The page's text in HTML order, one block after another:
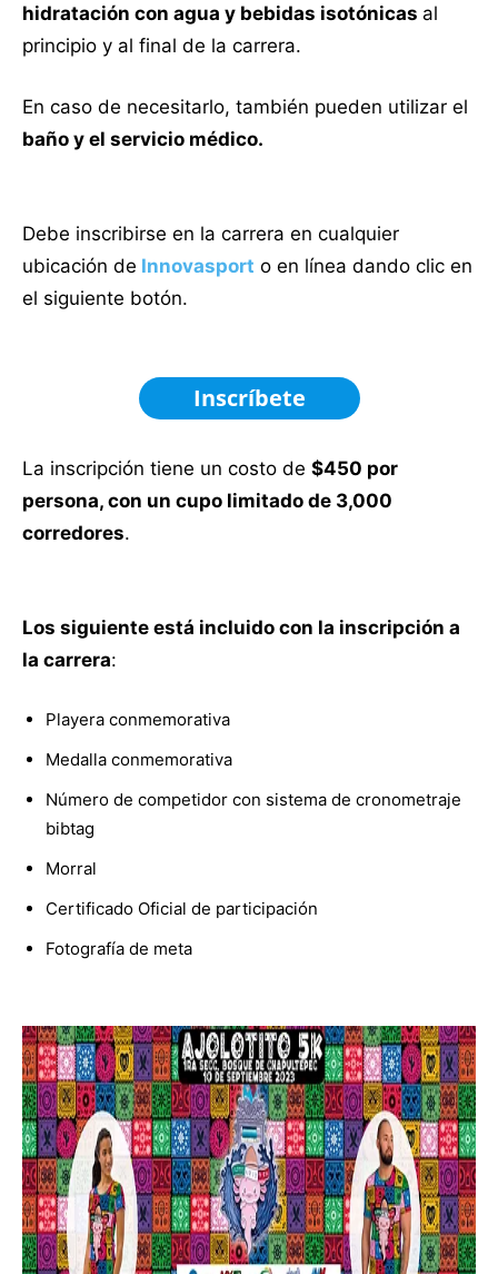
hidratación con agua y bebidas isotónicas al
principio y al final de la carrera.
En caso de necesitarlo, también pueden utilizar el
baño y el servicio médico.
Debe inscribirse en la carrera en cualquier
ubicación de Innovasport o en línea dando clic en
el siguiente botón.
Inscríbete
La inscripción tiene un costo de $450 por
persona, con un cupo limitado de 3,000
corredores.
Los siguiente está incluido con la inscripción a
la carrera:
Playera conmemorativa
Medalla conmemorativa
Número de competidor con sistema de cronometraje
bibtag
Morral
Certificado Oficial de participación
Fotografía de meta